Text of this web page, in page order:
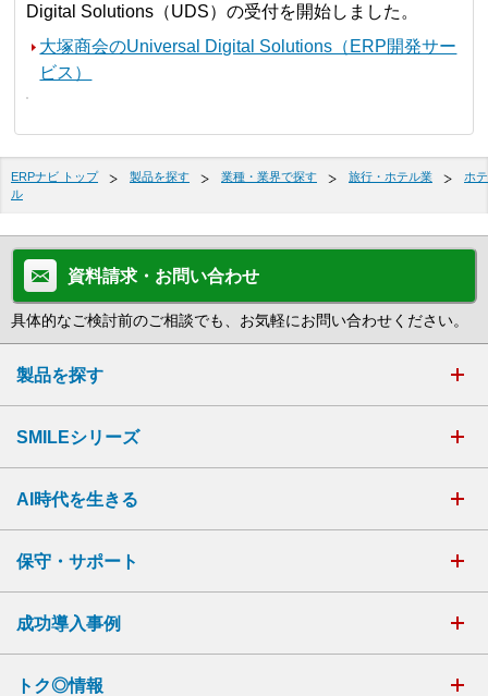
Digital Solutions（UDS）の受付を開始しました。
大塚商会のUniversal Digital Solutions（ERP開発サー
ビス）
ERPナビ トップ 製品を探す 業種・業界で探す 旅行・ホテル業
ホテ
ル
資料請求・お問い合わせ
具体的なご検討前のご相談でも、お気軽にお問い合わせください。
製品を探す
SMILEシリーズ
AI時代を生きる
保守・サポート
成功導入事例
トク◎情報